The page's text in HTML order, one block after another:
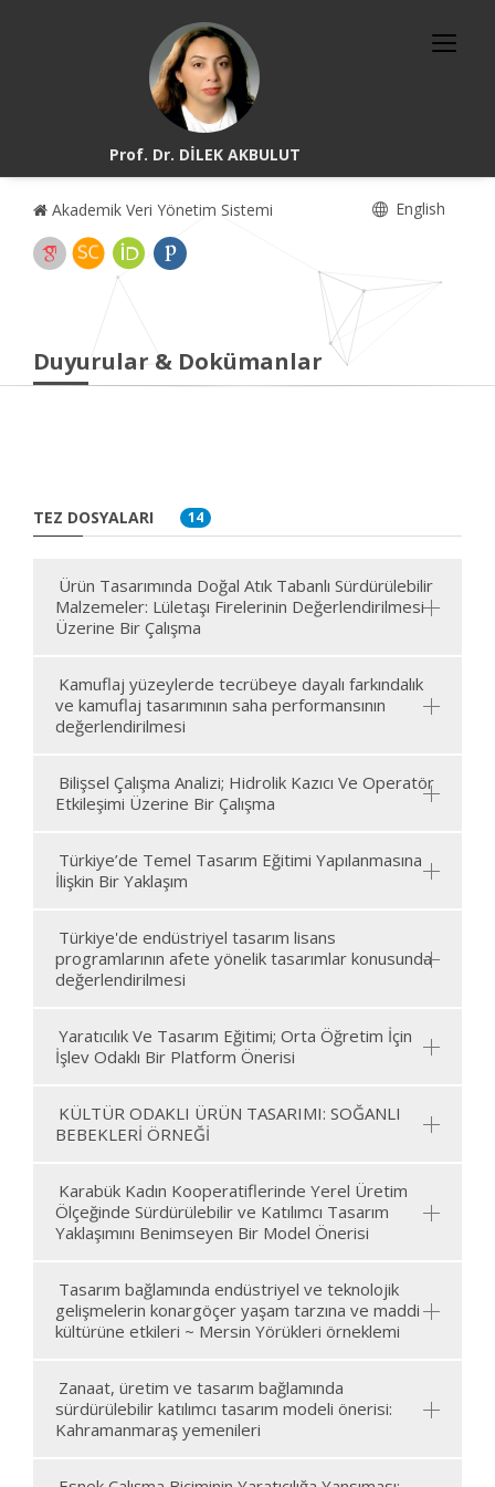
Prof. Dr. DİLEK AKBULUT
Akademik Veri Yönetim Sistemi English
Duyurular & Dokümanlar
TEZ DOSYALARI 14
Ürün Tasarımında Doğal Atık Tabanlı Sürdürülebilir
Malzemeler: Lületaşı Firelerinin Değerlendirilmesi
Üzerine Bir Çalışma
Kamuflaj yüzeylerde tecrübeye dayalı farkındalık
ve kamuflaj tasarımının saha performansının
değerlendirilmesi
Bilişsel Çalışma Analizi; Hidrolik Kazıcı Ve Operatör
Etkileşimi Üzerine Bir Çalışma
Türkiye’de Temel Tasarım Eğitimi Yapılanmasına
İlişkin Bir Yaklaşım
Türkiye'de endüstriyel tasarım lisans
programlarının afete yönelik tasarımlar konusunda
değerlendirilmesi
Yaratıcılık Ve Tasarım Eğitimi; Orta Öğretim İçin
İşlev Odaklı Bir Platform Önerisi
KÜLTÜR ODAKLI ÜRÜN TASARIMI: SOĞANLI
BEBEKLERİ ÖRNEĞİ
Karabük Kadın Kooperatiflerinde Yerel Üretim
Ölçeğinde Sürdürülebilir ve Katılımcı Tasarım
Yaklaşımını Benimseyen Bir Model Önerisi
Tasarım bağlamında endüstriyel ve teknolojik
gelişmelerin konargöçer yaşam tarzına ve maddi
kültürüne etkileri ~ Mersin Yörükleri örneklemi
Zanaat, üretim ve tasarım bağlamında
sürdürülebilir katılımcı tasarım modeli önerisi:
Kahramanmaraş yemenileri